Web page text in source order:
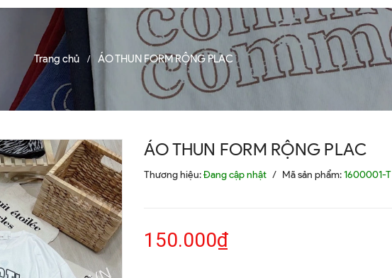
Trang chủ / ÁO THUN FORM RỘNG PLAC
ÁO THUN FORM RỘNG PLAC
Thương hiệu:Đang cập nhật / Mã sản phẩm:1600001-T
150.000₫